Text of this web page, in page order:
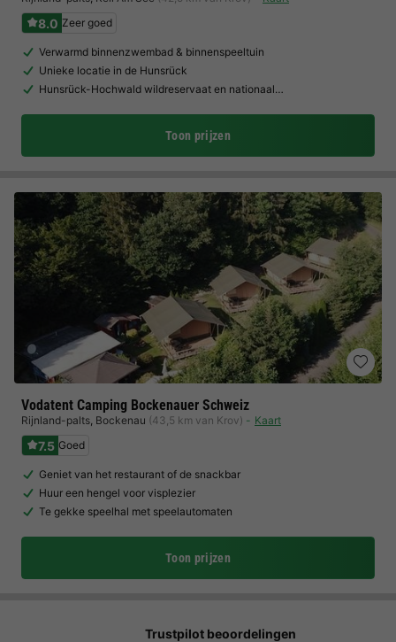
8.0 Zeer goed
Verwarmd binnenzwembad & binnenspeeltuin
Unieke locatie in de Hunsrück
Hunsrück-Hochwald wildreservaat en nationaal…
Toon prijzen
Vodatent Camping Bockenauer Schweiz
Rijnland-palts, Bockenau (43,5 km van Krov) Kaart
7.5 Goed
Geniet van het restaurant of de snackbar
Huur een hengel voor visplezier
Te gekke speelhal met speelautomaten
Toon prijzen
Trustpilot beoordelingen